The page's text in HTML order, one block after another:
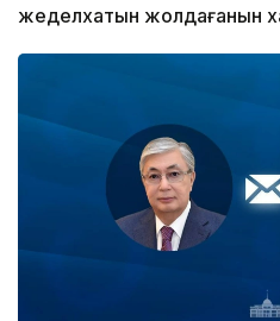
жеделхатын жолдағанын